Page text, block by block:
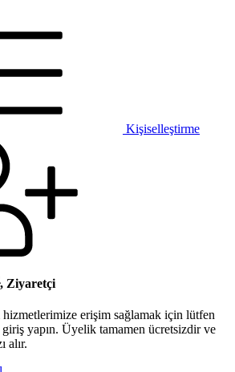
Kişiselleştirme
Ziyaretçi
erişim sağlamak için lütfen
yapın. Üyelik tamamen ücretsizdir ve
alır.